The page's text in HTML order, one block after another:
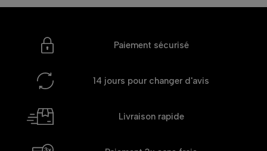
Paiement sécurisé
14 jours pour changer d'avis
Livraison rapide